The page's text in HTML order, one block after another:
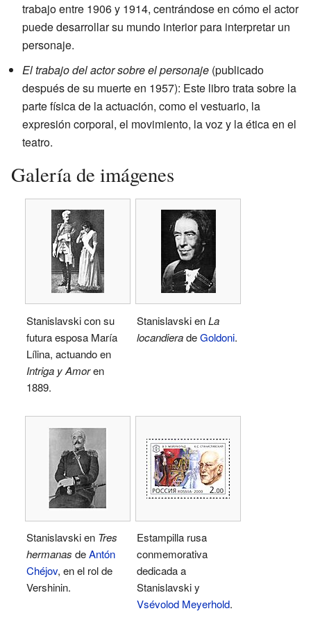
trabajo entre 1906 y 1914, centrándose en cómo el actor
puede desarrollar su mundo interior para interpretar un
personaje.
El trabajo del actor sobre el personaje (publicado
después de su muerte en 1957): Este libro trata sobre la
parte física de la actuación, como el vestuario, la
expresión corporal, el movimiento, la voz y la ética en el
teatro.
Galería de imágenes
Stanislavski con su
futura esposa María
Lílina, actuando en
Intriga y Amoren
1889.
Stanislavski enLa
locandieradeGoldoni.
Stanislavski en Tres
hermanas deAntón
Chéjov, en el rol de
Vershinin.
Estampilla rusa
conmemorativa
dedicada a
Stanislavski y
Vsévolod Meyerhold.